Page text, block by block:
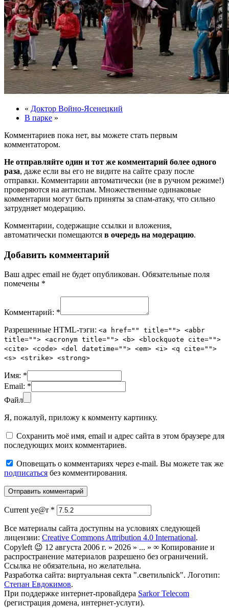
« Доктор Войно-Ясенецкий
В парке »
Комментариев пока нет, вы можете стать первым
комментатором.
Не отправляйте один и тот же комментарий более одного
раза, даже если вы его не видите на сайте сразу после
отправки. Комментарии автоматически (не в ручном режиме!)
проверяются на антиспам. Множественные одинаковые
комментарии могут быть приняты за спам-атаку, что сильно
затрудняет модерацию.
Комментарии, содержащие ссылки и вложения,
автоматически помещаются в очередь на модерацию.
Добавить комментарий
Ваш адрес email не будет опубликован. Обязательные поля
помечены *
Комментарий: *
Разрешенные HTML-тэги: <a href="" title=""> <abbr
title=""> <acronym title=""> <b> <blockquote cite="">
<cite> <code> <del datetime=""> <em> <i> <q cite="">
<s> <strike> <strong>
Имя: *
Email: *
Файл
Я, пожалуй, приложу к комменту картинку.
Сохранить моё имя, email и адрес сайта в этом браузере для
последующих моих комментариев.
Оповещать о комментариях через e-mail. Вы можете так же
подписаться без комментирования.
Current ye@r *
Все материалы сайта доступны на условиях следующей
лицензии: Creative Commons Attribution 4.0 International.
Copyleft 😉 12 августа 2006 г. » 2026 » ... » ∞ Копирование и
распространение материалов разрешено без ограничений.
Ссылка не обязательна, но желательна.
Разработка сайта: виртуальная секта ".светильnick". Логотип:
Степан Евдокимов.
При поддержке интернет-провайдера Sarkor Telecom
(регистрация домена, интернет-услуги).